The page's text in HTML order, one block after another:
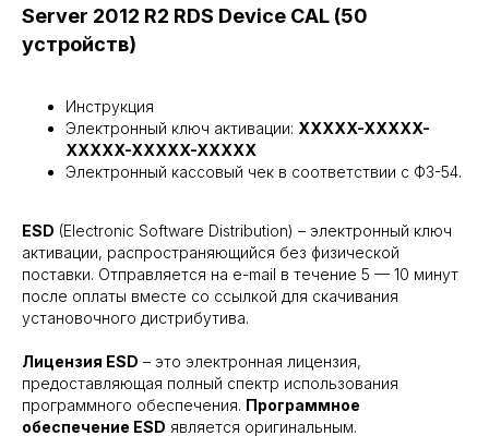
Server 2012 R2 RDS Device CAL (50
устройств)
Инструкция
Электронный ключ активации: XXXXX-XXXXX-
XXXXX-XXXXX-XXXXX
Электронный кассовый чек в соответствии с ФЗ-54.
ESD (Electronic Software Distribution) – электронный ключ
активации, распространяющийся без физической
поставки. Отправляется на e-mail в течение 5 — 10 минут
после оплаты вместе со ссылкой для скачивания
установочного дистрибутива.
Лицензия ESD – это электронная лицензия,
предоставляющая полный спектр использования
программного обеспечения. Программное
обеспечение ESD является оригинальным.